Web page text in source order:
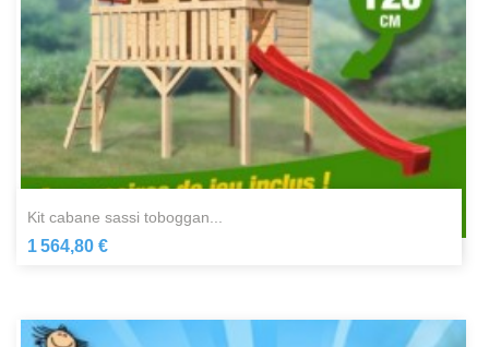
kit cabane sassi toboggan...
1 564,80 €